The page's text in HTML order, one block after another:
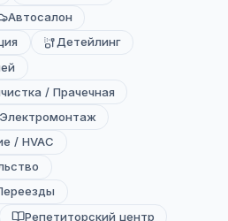
Автосалон
Детейлинг
/ Прачечная
Электромонтаж
/ HVAC
Репетиторский центр